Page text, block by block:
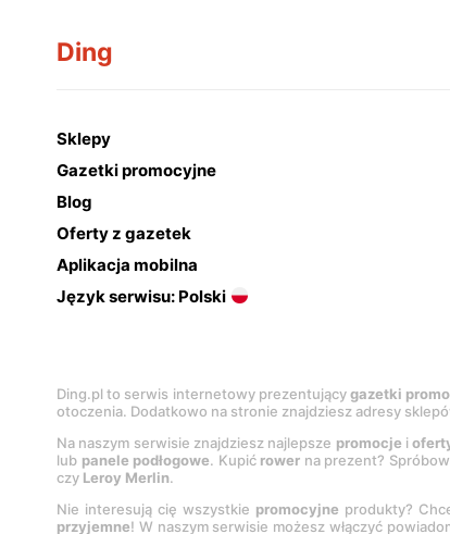
Ding
Sklepy
Gazetki promocyjne
Blog
Oferty z gazetek
Aplikacja mobilna
Język serwisu: Polski
Ding.pl to serwis internetowy prezentującygazetki
otoczenia. Dodatkowo na stronie znajdziesz adresy
Na naszym serwisie znajdziesz najlepsze promocje i
lub panele podłogowe. Kupić rower na prezent?
czy Leroy Merlin.
Nie interesują cię wszystkie promocyjne produkty?
przyjemne! W naszym serwisie możesz włączyć